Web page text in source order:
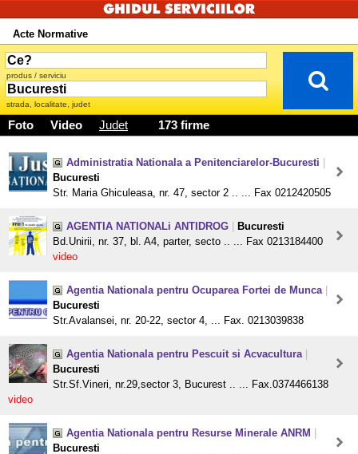
Acte Normative
produs / serviciu
strada, localitate, judet
Foto Video Judet 173 firme
Administratia Nationala a Penitenciarelor-Bucuresti
Bucuresti
Str. Maria Ghiculeasa, nr. 47, sector 2 .. ... Fax 0212420505
AGENTIA NATIONALi ANTIDROG
Bucuresti
Bd.Unirii, nr. 37, bl. A4, parter, secto .. ... Fax 0213184400
video
Agentia Nationala pentru Ocuparea Fortei de Munca
Bucuresti
Str.Avalansei, nr. 20-22, sector 4, ... Fax. 0213039838
Agentia Nationala pentru Pescuit si Acvacultura
Bucuresti
Str.Sf.Vineri, nr.29,sector 3, Bucurest .. ... Fax.0374466138
video
Agentia Nationala pentru Resurse Minerale ANRM
Bucuresti